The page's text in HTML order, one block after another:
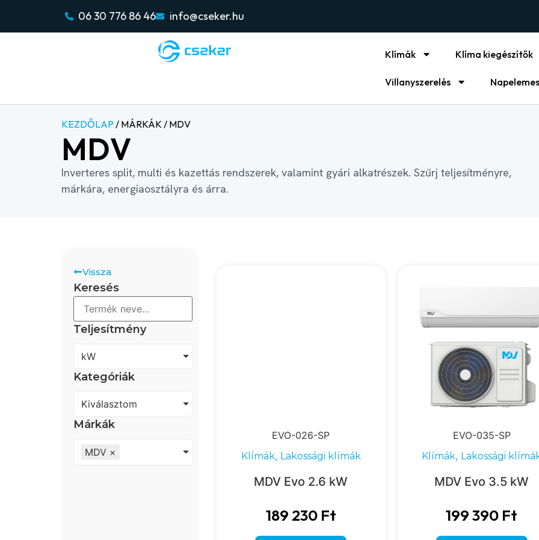
06 30 776 86 46 info@cseker.hu
Klímák Klíma kiegészítők
Villanyszerelés
KEZDŐLAP / MÁRKÁK / MDV
MDV
Inverteres split, multi és kazettás rendszerek, valamint gyári alkatrészek. Szűrj teljesítményre,
márkára, energiaosztályra és árra.
Vissza
Keresés
Teljesítmény
kW
Kategóriák
Kiválasztom
Márkák
MDV ×
EVO-026-SP
Klímák, Lakossági klímák
MDV Evo 2.6 kW
189 230 Ft
EVO-035-SP
Klímák, Lakossági
MDV Evo 3.5 kW
199 390 Ft